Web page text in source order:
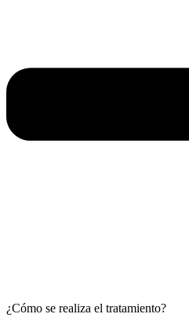
¿Cómo se realiza el tratamiento?